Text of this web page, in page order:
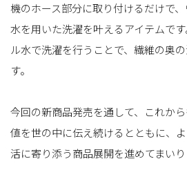
機のホース部分に取り付けるだけで
水を用いた洗濯を叶えるアイテムで
ル水で洗濯を行うことで、繊維の奥
す。
今回の新商品発売を通して、これか
値を世の中に伝え続けるとともに、
活に寄り添う商品展開を進めてまいり